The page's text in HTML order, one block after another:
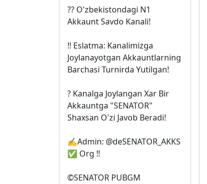
?? O'zbekistondagi N1
Akkaunt Savdo Kanali!
‼️ Eslatma: Kanalimizga
Joylanayotgan Akkauntlarning
Barchasi Turnirda Yutilgan!
? Kanalga Joylangan Xar Bir
Akkauntga "SENATOR"
Shaxsan O'zi Javob Beradi!
✍️Admin: @deSENATOR_AKKS
✅ Org ‼
©️SENATOR PUBGM